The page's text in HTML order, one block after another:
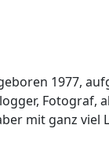
1977,
Fotograf,
mit ganz viel